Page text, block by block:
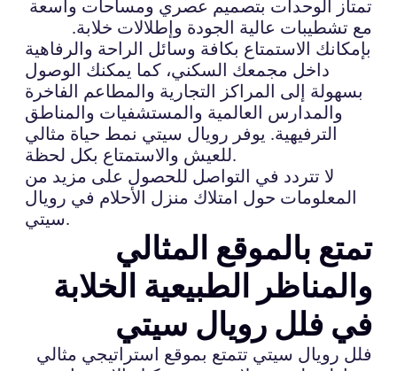
تمتاز الوحدات بتصميم عصري ومساحات واسعة
مع تشطيبات عالية الجودة وإطلالات خلابة.
بإمكانك الاستمتاع بكافة وسائل الراحة والرفاهية
داخل مجمعك السكني، كما يمكنك الوصول
بسهولة إلى المراكز التجارية والمطاعم الفاخرة
والمدارس العالمية والمستشفيات والمناطق
الترفيهية. يوفر رويال سيتي نمط حياة مثالي
للعيش والاستمتاع بكل لحظة.
لا تتردد في التواصل للحصول على مزيد من
المعلومات حول امتلاك منزل الأحلام في رويال
سيتي.
تمتع بالموقع المثالي
والمناظر الطبيعية الخلابة
في فلل رويال سيتي
فلل رويال سيتي تتمتع بموقع استراتيجي مثالي